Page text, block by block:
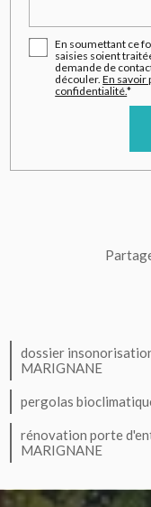
En soumettant ce
saisies soient
demande de
découler.En savoir
confidentialité.*
dossier
MARIGNANE
pergolas
rénovation porte
MARIGNANE